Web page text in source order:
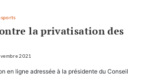
la privatisation des
2021
en ligne adressée à la présidente du Conseil